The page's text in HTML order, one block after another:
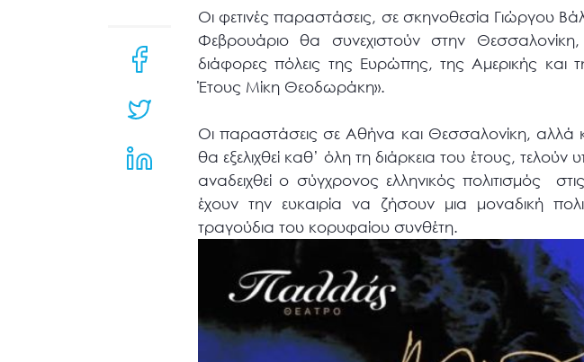
Οι φετινές παραστάσεις, σε σκηνοθεσία Γιώργου
Φεβρουάριο θα συνεχιστούν στην
διάφορες πόλεις της Ευρώπης, της Αμερικής και
Έτους Μίκη Θεοδωράκη».
Οι παραστάσεις σε Αθήνα και Θεσσαλονίκη, αλλά
θα εξελιχθεί καθ’ όλη τη διάρκεια του έτους,
αναδειχθεί ο σύγχρονος ελληνικός πολιτισμός
έχουν την ευκαιρία να ζήσουν μια μοναδική
τραγούδια του κορυφαίου συνθέτη.